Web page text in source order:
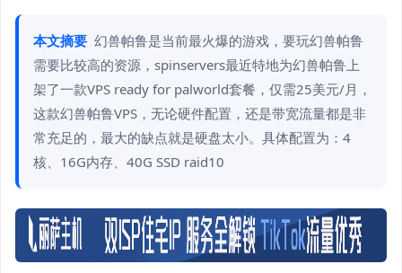
本文摘要 幻兽帕鲁是当前最火爆的游戏，要玩幻兽帕鲁
需要比较高的资源，spinservers最近特地为幻兽帕鲁上
架了一款VPS ready for palworld套餐，仅需25美元/月，
这款幻兽帕鲁VPS，无论硬件配置，还是带宽流量都是非
常充足的，最大的缺点就是硬盘太小。具体配置为：4
核、16G内存、40G SSD raid10